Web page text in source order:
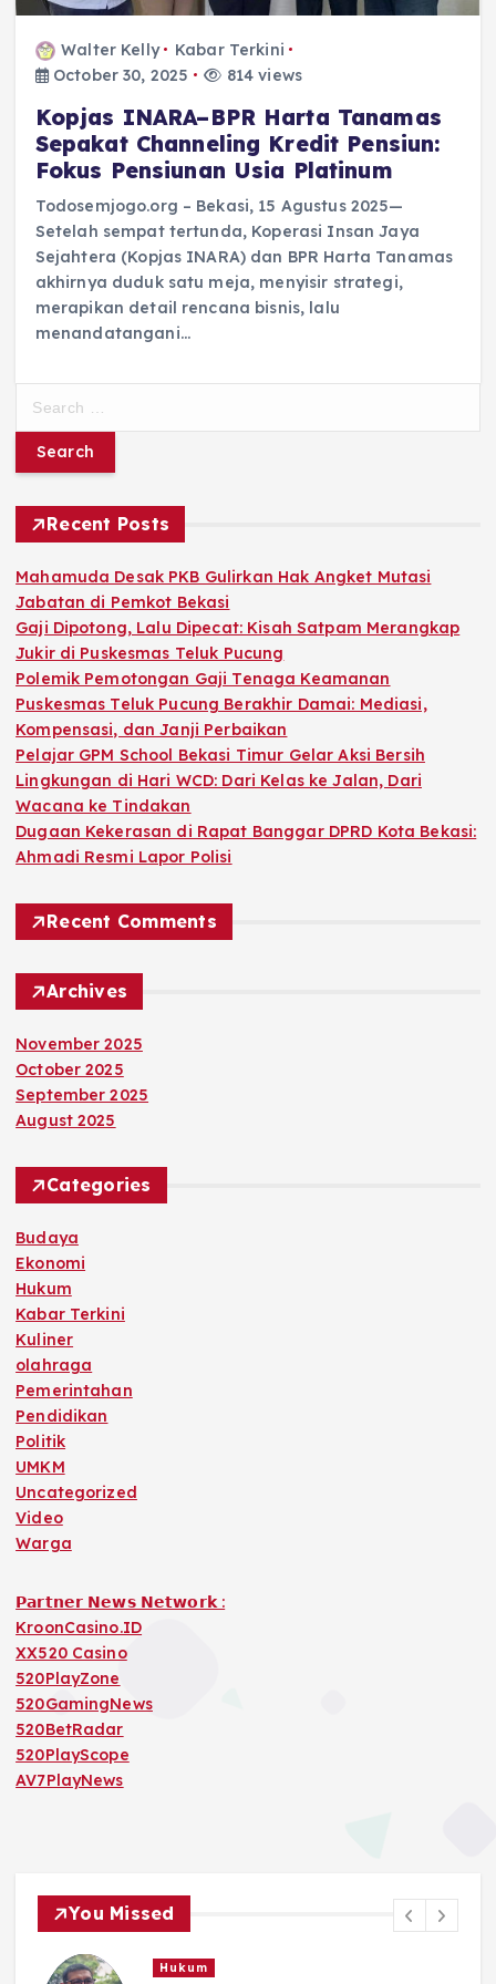
Walter Kelly
Kabar Terkini
October 30, 2025
814 views
Kopjas INARA–BPR Harta Tanamas
Sepakat Channeling Kredit Pensiun:
Fokus Pensiunan Usia Platinum
Todosemjogo.org – Bekasi, 15 Agustus 2025—
Setelah sempat tertunda, Koperasi Insan Jaya
Sejahtera (Kopjas INARA) dan BPR Harta Tanamas
akhirnya duduk satu meja, menyisir strategi,
merapikan detail rencana bisnis, lalu
menandatangani…
r
f
o
r
:
Recent Posts
Mahamuda Desak PKB Gulirkan Hak Angket Mutasi
Jabatan di Pemkot Bekasi
Gaji Dipotong, Lalu Dipecat: Kisah Satpam Merangkap
Jukir di Puskesmas Teluk Pucung
Polemik Pemotongan Gaji Tenaga Keamanan
Puskesmas Teluk Pucung Berakhir Damai: Mediasi,
Kompensasi, dan Janji Perbaikan
Pelajar GPM School Bekasi Timur Gelar Aksi Bersih
Lingkungan di Hari WCD: Dari Kelas ke Jalan, Dari
Wacana ke Tindakan
Dugaan Kekerasan di Rapat Banggar DPRD Kota Bekasi:
Ahmadi Resmi Lapor Polisi
Recent Comments
Archives
November 2025
October 2025
September 2025
August 2025
Categories
Budaya
Ekonomi
Hukum
Kabar Terkini
Kuliner
olahraga
Pemerintahan
Pendidikan
Politik
UMKM
Uncategorized
Video
Warga
𝗣𝗮𝗿𝘁𝗻𝗲𝗿 𝗡𝗲𝘄𝘀 𝗡𝗲𝘁𝘄𝗼𝗿𝗸 :
KroonCasino.ID
XX520 Casino
520PlayZone
520GamingNews
520BetRadar
520PlayScope
AV7PlayNews
You Missed
Hukum